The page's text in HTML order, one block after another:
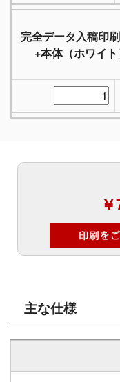
完全データ入稿印
+本体（ホワイト
主な仕様